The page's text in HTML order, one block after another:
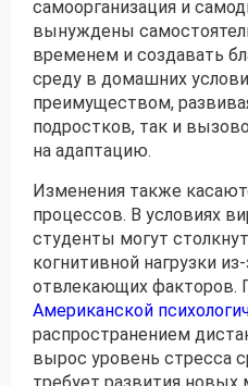
самоорганизация и
вынуждены
временем и создавать
среду в домашних
преимуществом,
подростков, так и
на адаптацию.
Изменения также
процессов. В условиях
студенты могут
когнитивной нагрузки
отвлекающих факторов.
Американской
распространением
вырос уровень стресса